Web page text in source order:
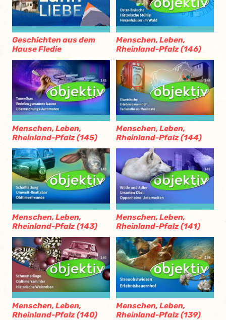
Geschichten aus dem
Hause Fledie
Menschen, Leben,
Rheinland-Pfalz (146)
Menschen, Leben,
Rheinland-Pfalz (145)
Menschen, Leben,
Rheinland-Pfalz (144)
Menschen, Leben,
Rheinland-Pfalz (143)
Menschen, Leben,
Rheinland-Pfalz (141)
Menschen, Leben,
Rheinland-Pfalz (140)
Menschen, Leben,
Rheinland-Pfalz (139)